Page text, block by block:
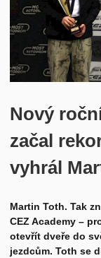
Clio Cup Bohemia
Ostatní
Historie
Nový
začal
vyhrál
Martin Toth. Tak
CEZ Academy –
otevřít dveře do
jezdcům. Toth se